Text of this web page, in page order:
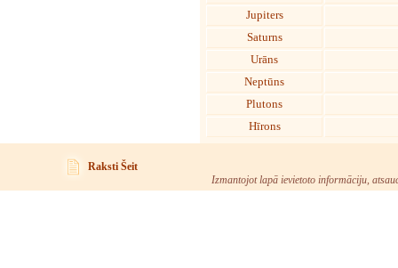
Jupiters
Saturns
Urāns
Neptūns
Plutons
Hīrons
Raksti Šeit
Izmantojot lapā ievietoto informāciju,